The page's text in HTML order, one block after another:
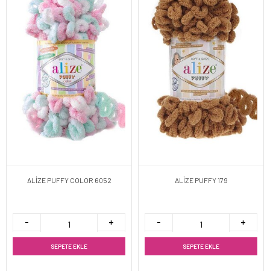
ALİZE PUFFY COLOR 6052
SEPETE EKLE
ALİZE PUFFY 179
SEPETE EKLE